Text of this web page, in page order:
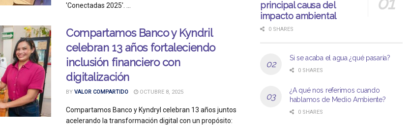
'Conectadas 2025'. ...
Compartamos Banco y Kyndril
celebran 13 años fortaleciendo
inclusión financiero con
digitalización
BY VALOR COMPARTIDO OCTUBRE 8, 2025
Compartamos Banco y Kyndryl celebran 13 años juntos
acelerando la transformación digital con un propósito:
principal causa del
impacto ambiental
0 SHARES
Si se acaba el agua ¿qué pasaría?
0 SHARES
¿A qué nos referimos cuando
hablamos de Medio Ambiente?
0 SHARES